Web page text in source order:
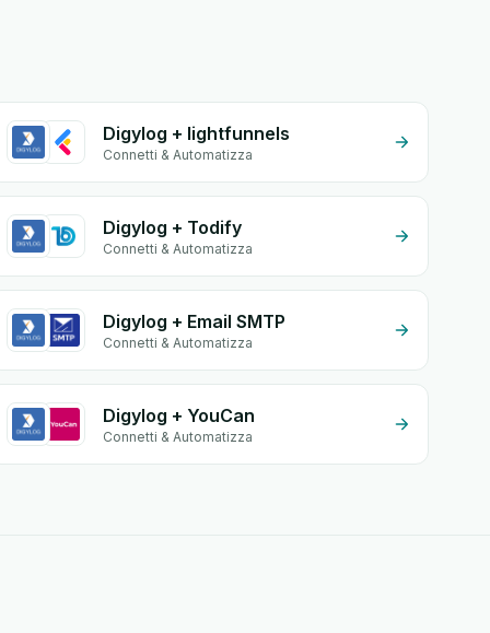
Digylog + lightfunnels
Connetti & Automatizza
Digylog + Todify
Connetti & Automatizza
Digylog + Email SMTP
Connetti & Automatizza
Digylog + YouCan
Connetti & Automatizza